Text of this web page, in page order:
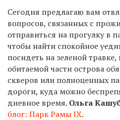
Сегодня предлагаю вам
вопросов, связанных с
отправиться на прогулку в
чтобы найти спокойное
посидеть на зеленой
обитаемой части острова
скверов или полноценных
дороги, куда можно
дневное время. Ольга
блог: Парк Рамы IX.